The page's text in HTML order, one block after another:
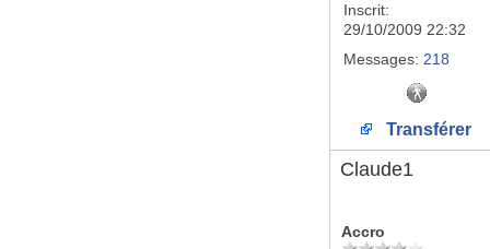
Inscrit:
29/10/2009 22:32
Messages: 218
Transférer
Claude1
Accro